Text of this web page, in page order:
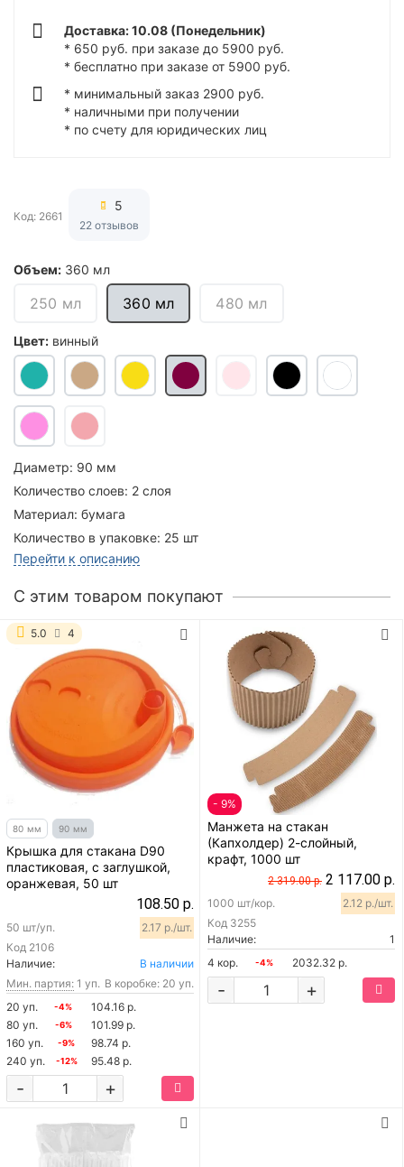
Объем: 360 мл
250 мл 360 мл 480 мл
Цвет: винный
Диаметр: 90 мм
Количество слоев: 2 слоя
Материал: бумага
Количество в упаковке: 25 шт
Перейти к описанию
Доставка: 10.08 (Понедельник)
* 650 руб. при заказе до 5900 руб.
* бесплатно при заказе от 5900 руб.
* минимальный заказ 2900 руб.
* наличными при получении
* по счету для юридических лиц
Код: 2661
5
22 отзывов
C этим товаром покупают
5.0 4
80 мм 90 мм
Крышка для стакана D90
пластиковая, с заглушкой,
оранжевая, 50 шт
108.50 р.
Код 2106
50 шт/уп. 2.17 р./шт.
Наличие:
В наличии
Мин. партия: 1 уп. В коробке: 20 уп.
20 уп.
-4%
104.16 р.
80 уп.
-6%
101.99 р.
160 уп.
-9%
98.74 р.
240 уп.
-12% 95.48 р.
+
-
- 9%
Манжета на стакан
(Капхолдер) 2-слойный,
крафт, 1000 шт
2 319.00 р. 2 117.00 р.
Код 3255
1000 шт/кор. 2.12 р./шт.
Наличие:
1
4 кор.
-4% 2032.32 р.
+
-